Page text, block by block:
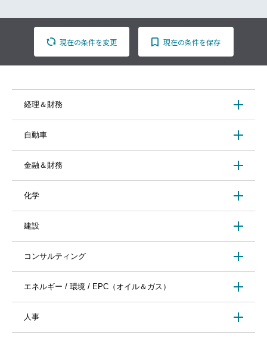
現在の条件を変更 現在の条件を保存
経理＆財務
自動車
金融＆財務
化学
建設
コンサルティング
エネルギー / 環境 / EPC（オイル＆ガス）
人事